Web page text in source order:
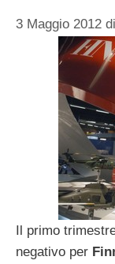
3 Maggio 2012 di
Il primo
negativo per